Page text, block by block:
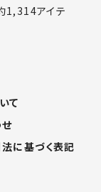
1,314アイテ
て
に基づく表記